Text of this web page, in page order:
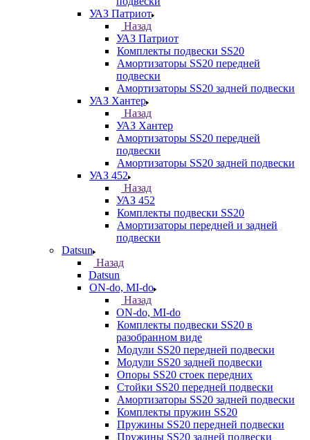
УАЗ Патриот
Назад
УАЗ Патриот
Комплекты подвески SS20
Амортизаторы SS20 передней
подвески
Амортизаторы SS20 задней подвески
УАЗ Хантер
Назад
УАЗ Хантер
Амортизаторы SS20 передней
подвески
Амортизаторы SS20 задней подвески
УАЗ 452
Назад
УАЗ 452
Комплекты подвески SS20
Амортизаторы передней и задней
подвески
Datsun
Назад
Datsun
ON-do, MI-do
Назад
ON-do, MI-do
Комплекты подвески SS20 в
разобранном виде
Модули SS20 передней подвески
Модули SS20 задней подвески
Опоры SS20 стоек передних
Стойки SS20 передней подвески
Амортизаторы SS20 задней подвески
Комплекты пружин SS20
Пружины SS20 передней подвески
Пружины SS20 задней подвески